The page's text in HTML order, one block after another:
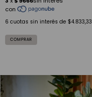
6 cuotas sin interés de $4.833,33